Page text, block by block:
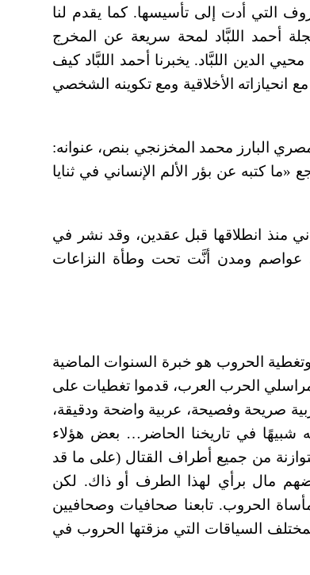
التي أدت إلى تأسيسها. كما يقدم لنا
أحمد اللبَّاد لمحة سريعة عن المخرج
الدين اللبَّاد. يخبرنا أحمد اللبَّاد كيف
انحيازاته الأخلاقية ومع تكوينه الشخصي
البارز محمد المخزنجي بنص، عنوانه:
«ما كتبه عن بؤر الألم الإنساني في ثنايا
منذ انطلاقها قبل عقدين، وقد نشر في
عواصم ومدن أنَّت تحت وطأة النزاعات
وتغطية الحروب هو خبرة السنوات الماضية
الحرب العرب، قدموا تغطيات على
صريحة وفصيحة، عربية واضحة ودقيقة،
شبيهًا في تاريخنا الحاضر… بعض هؤلاء
من جميع أطراف القتال (على ما قد
مال برأي لهذا الطرف أو ذاك. لكن
الحروب. تابعنا صحافيات وصحافيين
السياقات التي مزقتها الحروب في